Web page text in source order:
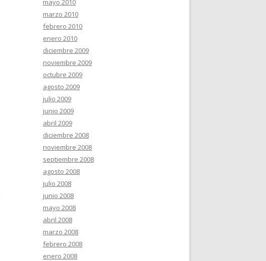
mayo 2010
marzo 2010
febrero 2010
enero 2010
diciembre 2009
noviembre 2009
octubre 2009
agosto 2009
julio 2009
junio 2009
abril 2009
diciembre 2008
noviembre 2008
septiembre 2008
agosto 2008
julio 2008
junio 2008
mayo 2008
abril 2008
marzo 2008
febrero 2008
enero 2008